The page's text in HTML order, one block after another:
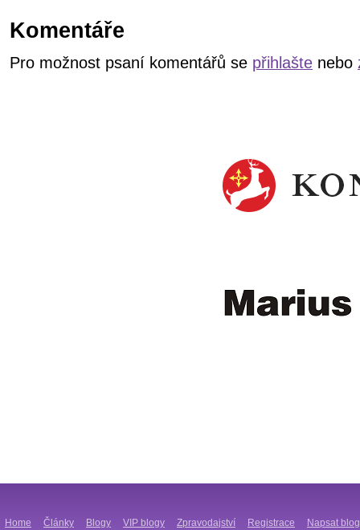
Komentáře
Pro možnost psaní komentářů se přihlašte nebo
Home Články Blogy VIP blogy Zpravodajství Registrace Napsat blog